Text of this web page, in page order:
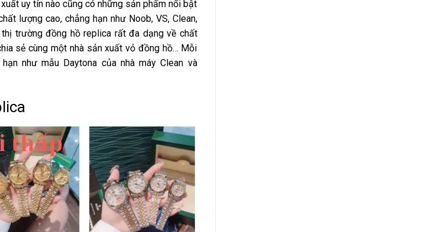
uy tín nào cũng có những sản phẩm nổi bật
lượng cao, chẳng hạn như Noob, VS, Clean,
thị trường đồng hồ replica rất đa dạng về chất
sẻ cùng một nhà sản xuất vỏ đồng hồ… Mỗi
như mẫu Daytona của nhà máy Clean và